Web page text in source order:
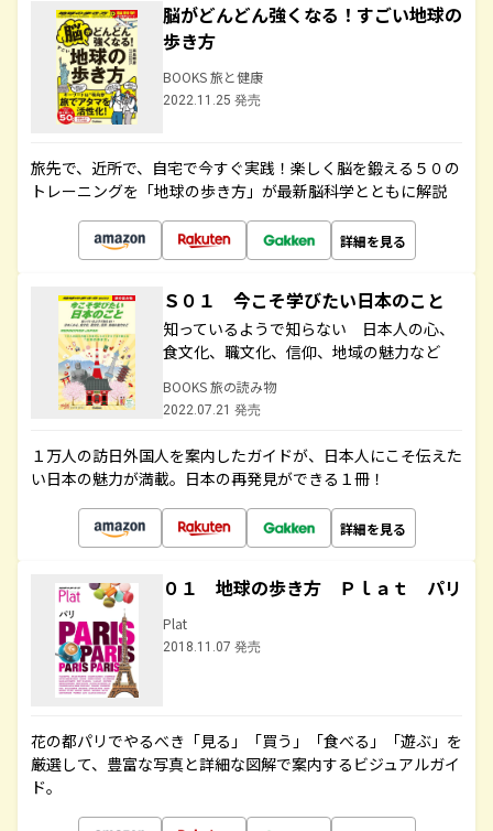
脳がどんどん強くなる！すごい地球の
歩き方
BOOKS 旅と健康
2022.11.25 発売
旅先で、近所で、自宅で今すぐ実践！楽しく脳を鍛える５０の
トレーニングを「地球の歩き方」が最新脳科学とともに解説
詳細を見る
Ｓ０１ 今こそ学びたい日本のこと
知っているようで知らない 日本人の心、
食文化、職文化、信仰、地域の魅力など
BOOKS 旅の読み物
2022.07.21 発売
１万人の訪日外国人を案内したガイドが、日本人にこそ伝えた
い日本の魅力が満載。日本の再発見ができる１冊！
詳細を見る
０１ 地球の歩き方 Ｐｌａｔ パリ
Plat
2018.11.07 発売
花の都パリでやるべき「見る」「買う」「食べる」「遊ぶ」を
厳選して、豊富な写真と詳細な図解で案内するビジュアルガイ
ド。